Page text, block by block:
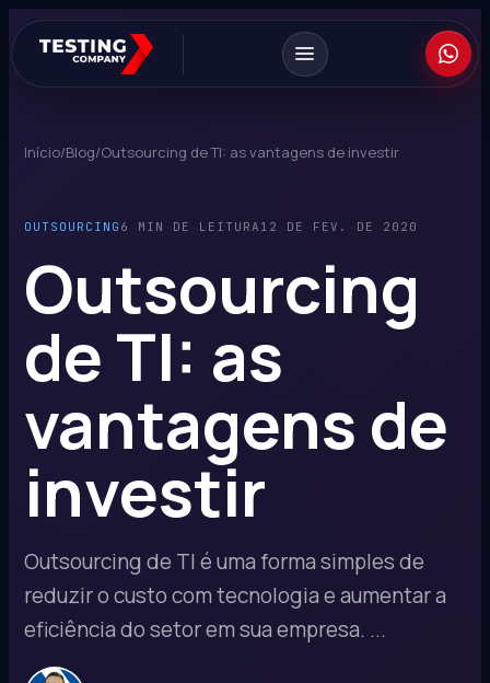
Início/Blog/Outsourcing de TI: as vantagens de investir
OUTSOURCING 6 MIN DE LEITURA 12 DE FEV. DE 2020
Outsourcing
de TI: as
vantagens de
investir
Outsourcing de TI é uma forma simples de
reduzir o custo com tecnologia e aumentar a
eficiência do setor em sua empresa. ...